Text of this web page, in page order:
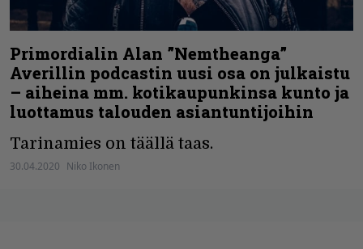
Primordialin Alan ”Nemtheanga”
Averillin podcastin uusi osa on julkaistu
– aiheina mm. kotikaupunkinsa kunto ja
luottamus talouden asiantuntijoihin
Tarinamies on täällä taas.
30.04.2020 Niko Ikonen